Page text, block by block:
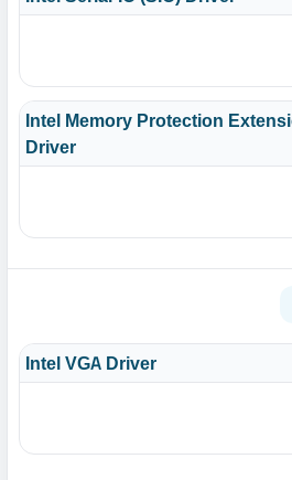
Intel Memory Protection
Driver
Intel VGA Driver